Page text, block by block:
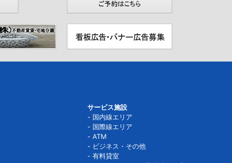
サービス施設
国内線エリア
国際線エリア
ATM
ビジネス・その他
有料貸室